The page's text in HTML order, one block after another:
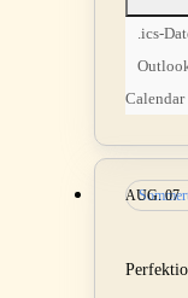
.ics-
Calendar
AUG.07